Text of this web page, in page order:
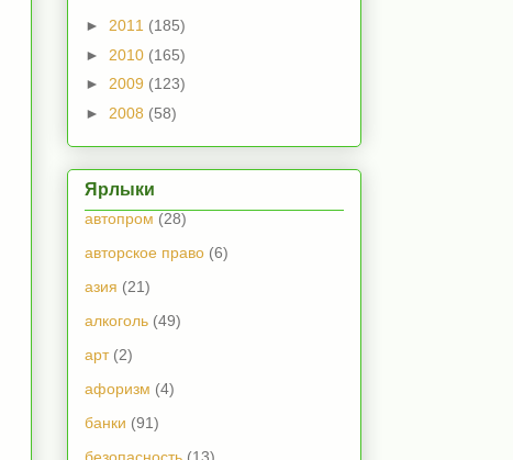
► 2011 (185)
► 2010 (165)
► 2009 (123)
► 2008 (58)
Ярлыки
автопром (28)
авторское право (6)
азия (21)
алкоголь (49)
арт (2)
афоризм (4)
банки (91)